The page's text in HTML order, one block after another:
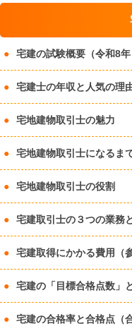
宅建の試験概要（令和8年
宅建士の年収と人気の理
宅地建物取引士の魅力
宅地建物取引士になるま
宅地建物取引士の役割
宅建取引士の３つの業務
宅建取得にかかる費用（
宅建の「目標合格点数」
宅建の合格率と合格点（